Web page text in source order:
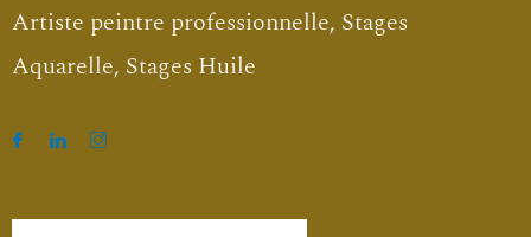
Artiste peintre professionnelle, Stages
Aquarelle, Stages Huile